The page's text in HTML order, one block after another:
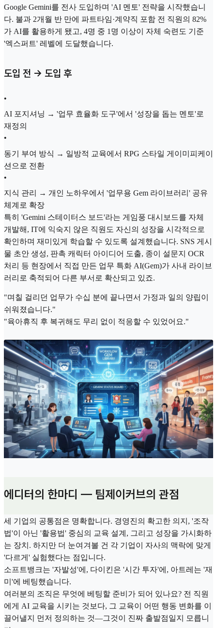
Google Gemini를 전사 도입하며 'AI 멘토' 전략을 시작했습니
다. 불과 2개월 반 만에 파트타임·계약직 포함 전 직원의 82%
가 AI를 활용하게 됐고, 4명 중 1명 이상이 자체 숙련도 기준
'엑스퍼트' 레벨에 도달했습니다.
도입 전 → 도입 후
•
AI 포지셔닝 → '업무 효율화 도구'에서 '성장을 돕는 멘토'로
재정의
•
동기 부여 방식 → 일방적 교육에서 RPG 스타일 게이미피케이
션으로 전환
•
지식 관리 → 개인 노하우에서 '업무용 Gem 라이브러리' 공유
체계로 확장
특히 'Gemini 스테이터스 보드'라는 게임풍 대시보드를 자체
개발해, IT에 익숙지 않은 직원도 자신의 성장을 시각적으로
확인하며 재미있게 학습할 수 있도록 설계했습니다. SNS 게시
물 초안 생성, 판촉 캐릭터 아이디어 도출, 종이 설문지 OCR
처리 등 현장에서 직접 만든 업무 특화 AI(Gem)가 사내 라이브
러리로 축적되어 다른 부서로 확산되고 있죠.
"며칠 걸리던 업무가 수십 분에 끝나면서 가정과 일의 양립이
쉬워졌습니다."
"육아휴직 후 복귀해도 무리 없이 적응할 수 있었어요."
에디터의 한마디 — 팀제이커브의 관점
세 기업의 공통점은 명확합니다. 경영진의 확고한 의지, '조작
법'이 아닌 '활용법' 중심의 교육 설계, 그리고 성장을 가시화하
는 장치. 하지만 더 눈여겨볼 건 각 기업이 자사의 맥락에 맞게
'다르게' 실험했다는 점입니다.
소프트뱅크는 '자발성'에, 다이킨은 '시간 투자'에, 아트레는 '재
미'에 베팅했습니다.
여러분의 조직은 무엇에 베팅할 준비가 되어 있나요? 전 직원
에게 AI 교육을 시키는 것보다, 그 교육이 어떤 행동 변화를 이
끌어낼지 먼저 정의하는 것—그것이 진짜 출발점일지 모릅니